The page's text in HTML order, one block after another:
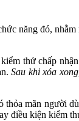
năng đó, nhằm
thử chấp
Sau khi xóa
mãn người
điều kiện kiểm